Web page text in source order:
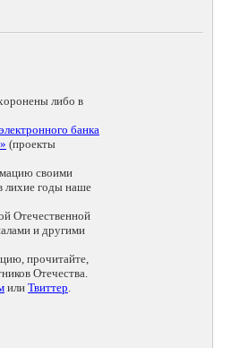
либо в
банка
(проекты
своими
лихие годы наше
Отечественной
и другими
прочитайте,
Отечества.
или Твиттер.